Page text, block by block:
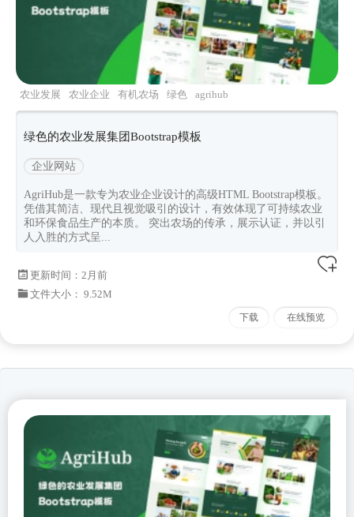
农业发展 农业企业 有机农场 绿色 agrihub
绿色的农业发展集团Bootstrap模板
企业网站
AgriHub是一款专为农业企业设计的高级HTML Bootstrap模板。
凭借其简洁、现代且视觉吸引的设计，有效体现了可持续农业
和环保食品生产的本质。 突出农场的传承，展示认证，并以引
人入胜的方式呈...
更新时间： 2月前
文件大小： 9.52M
下载 在线预览